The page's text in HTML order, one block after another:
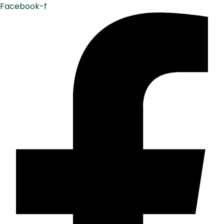
Facebook-f